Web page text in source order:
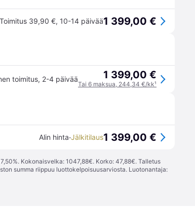
Toimitus 39,90 €, 10-14 päivää1 399,00 €
toimitus, 2-4 päivää 1 399,00 €
Tai 6 maksua, 244,34 €/kk¹
Alin hinta·Jälkitilaus1 399,00 €
Kokonaisvelka: 1047,88€. Korko: 47,88€. Talletus
summa riippuu luottokelpoisuusarviosta. Luotonantaja: